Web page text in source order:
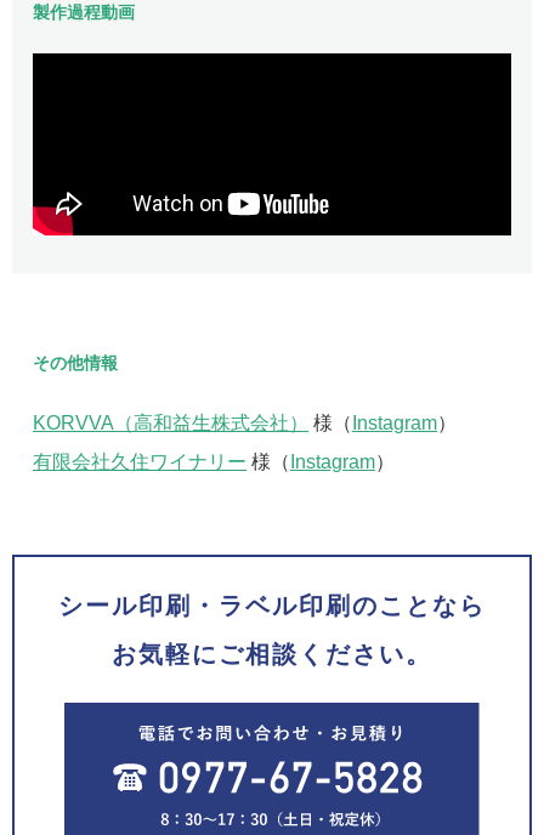
製作過程動画
その他情報
KORVVA（高和益生株式会社） 様（ Instagram）
有限会社久住ワイナリー 様（ Instagram）
シール印刷・ラベル印刷のことなら
お気軽にご相談ください。